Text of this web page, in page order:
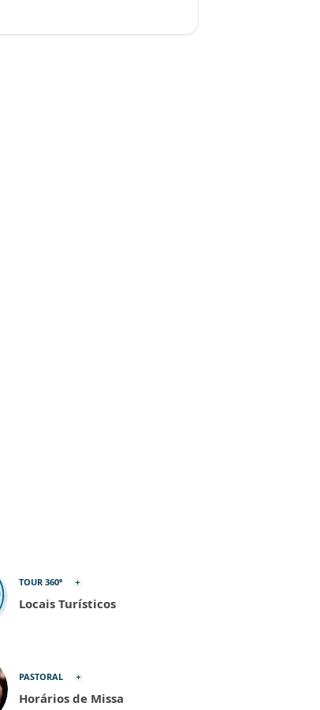
TOUR 360º
Locais Turísticos
PASTORAL
Horários de Missa